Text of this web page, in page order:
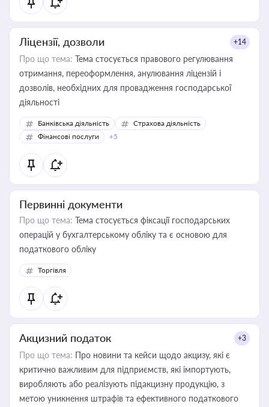
Ліцензії, дозволи +14
Про що тема: Тема стосується правового регулювання
отримання, переоформлення, анулювання ліцензій і
дозволів, необхідних для провадження господарської
діяльності
Банківська діяльність
Страхова діяльність
Фінансові послуги
+5
Первинні документи
Про що тема: Тема стосується фіксації господарських
операцій у бухгалтерському обліку та є основою для
податкового обліку
Торгівля
Акцизний податок +3
Про що тема: Про новини та кейси щодо акцизу, які є
критично важливим для підприємств, які імпортують,
виробляють або реалізують підакцизну продукцію, з
метою уникнення штрафів та ефективного податкового